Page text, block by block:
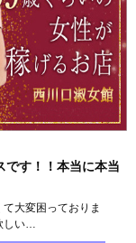
です！！本当に本当
大変困っておりま
しい…